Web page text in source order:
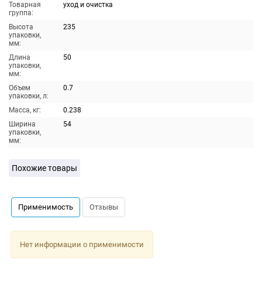
Товарная
группа:
уход и очистка
Высота
упаковки,
мм:
235
Длина
упаковки,
мм:
50
Объем
упаковки, л:
0.7
Масса, кг:
0.238
Ширина
упаковки,
мм:
54
Похожие товары
Применимость Отзывы
Нет информации о применимости